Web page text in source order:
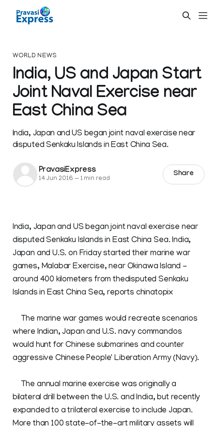
WORLD NEWS
India, US and Japan Start
Joint Naval Exercise near
East China Sea
India, Japan and US began joint naval exercise near
disputed Senkaku Islands in East China Sea.
PravasiExpress
14 Jun 2016 —1 min read
Share
India, Japan and US began joint naval exercise near
disputed Senkaku Islands in East China Sea. India,
Japan and U.S. on Friday started their marine war
games, Malabar Exercise, near Okinawa Island -
around 400 kilometers from thedisputed Senkaku
Islands in East China Sea, reports chinatopix
The marine war games would recreate scenarios
where Indian, Japan and U.S. navy commandos
would hunt for Chinese submarines and counter
aggressive Chinese People' Liberation Army (Navy).
The annual marine exercise was originally a
bilateral drill between the U.S. and India, but recently
expanded to a trilateral exercise to include Japan.
More than 100 state-of-the-art military assets will